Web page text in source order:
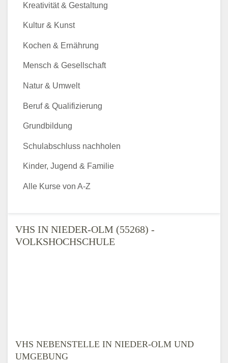
VHS IN NIEDER-OLM (55268) -
VOLKSHOCHSCHULE
VHS NEBENSTELLE IN NIEDER-OLM UND
UMGEBUNG
Kreativität & Gestaltung
Kultur & Kunst
Kochen & Ernährung
Mensch & Gesellschaft
Natur & Umwelt
Beruf & Qualifizierung
Grundbildung
Schulabschluss nachholen
Kinder, Jugend & Familie
Alle Kurse von A-Z